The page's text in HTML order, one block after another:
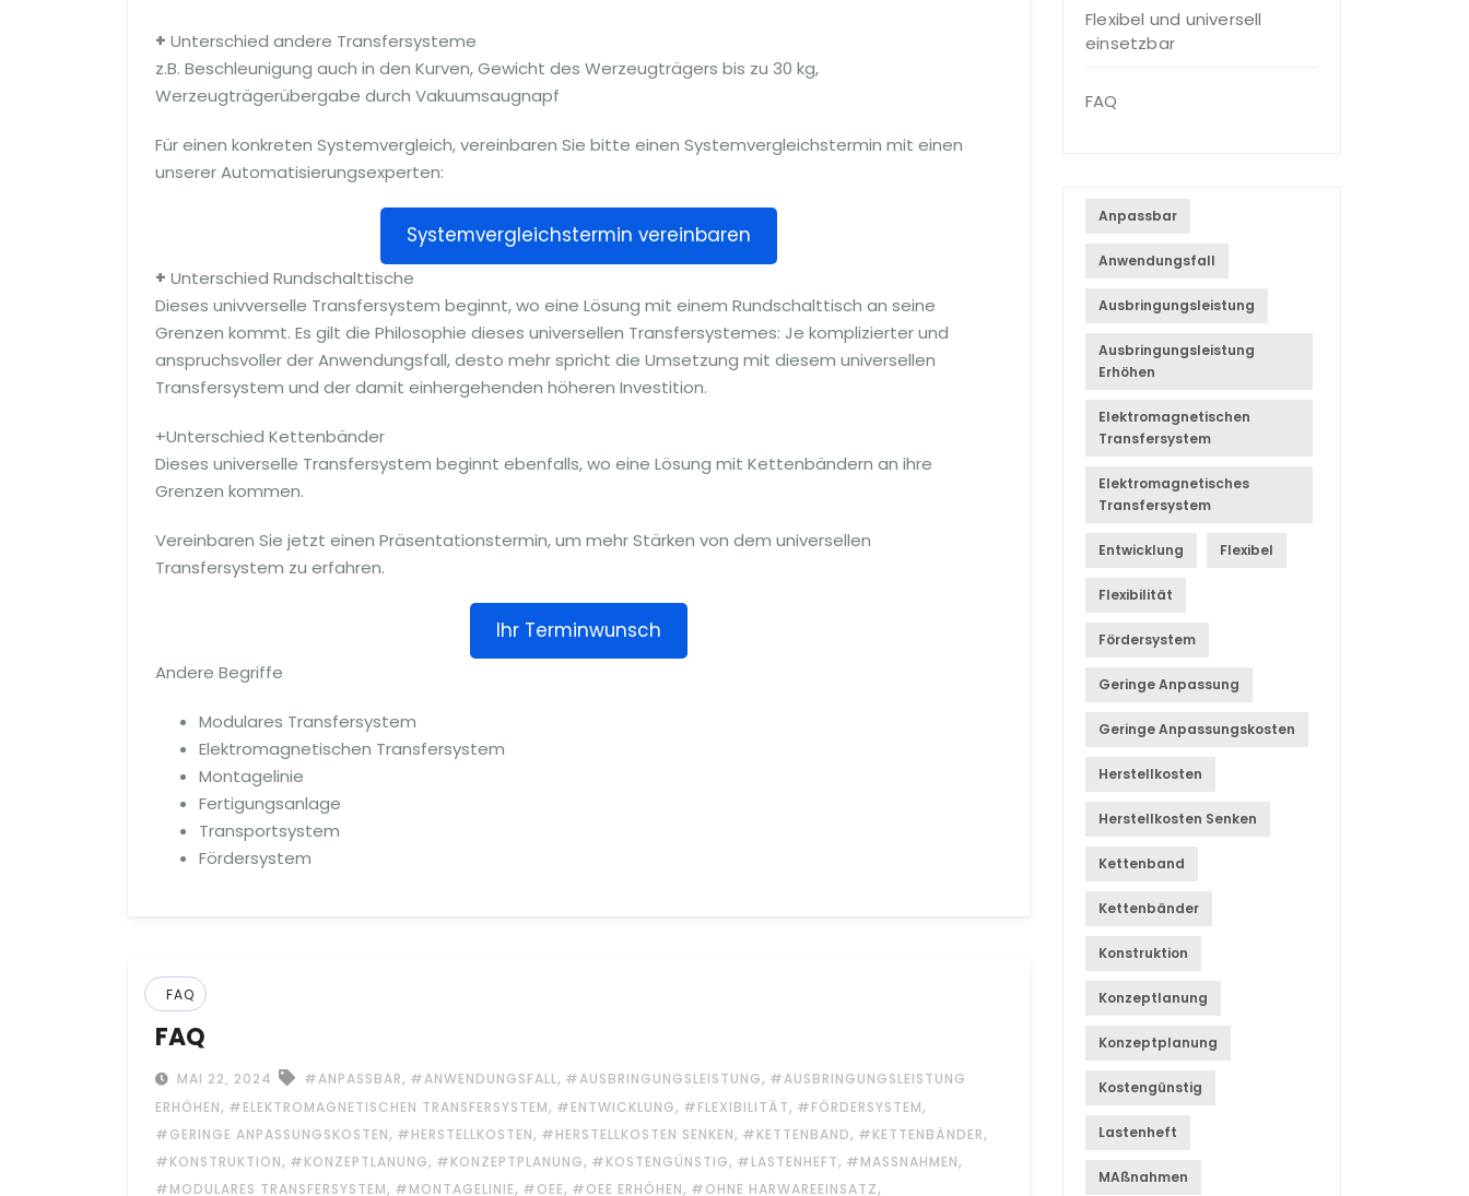
+ Unterschied andere Transfersysteme
z.B. Beschleunigung auch in den Kurven, Gewicht des Werzeugträgers bis zu 30 kg,
Werzeugträgerübergabe durch Vakuumsaugnapf
Für einen konkreten Systemvergleich, vereinbaren Sie bitte einen Systemvergleichstermin mit einen
unserer Automatisierungsexperten:
Systemvergleichstermin vereinbaren
+ Unterschied Rundschalttische
Dieses univverselle Transfersystem beginnt, wo eine Lösung mit einem Rundschalttisch an seine
Grenzen kommt. Es gilt die Philosophie dieses universellen Transfersystemes: Je komplizierter und
anspruchsvoller der Anwendungsfall, desto mehr spricht die Umsetzung mit diesem universellen
Transfersystem und der damit einhergehenden höheren Investition.
+Unterschied Kettenbänder
Dieses universelle Transfersystem beginnt ebenfalls, wo eine Lösung mit Kettenbändern an ihre
Grenzen kommen.
Vereinbaren Sie jetzt einen Präsentationstermin, um mehr Stärken von dem universellen
Transfersystem zu erfahren.
Ihr Terminwunsch
Andere Begriffe
Modulares Transfersystem
Elektromagnetischen Transfersystem
Montagelinie
Fertigungsanlage
Transportsystem
Fördersystem
FAQ
FAQ
MAI 22, 2024 #ANPASSBAR, #ANWENDUNGSFALL, #AUSBRINGUNGSLEISTUNG, #AUSBRINGUNGSLEISTUNG
ERHÖHEN, #ELEKTROMAGNETISCHEN TRANSFERSYSTEM, #ENTWICKLUNG, #FLEXIBILITÄT, #FÖRDERSYSTEM,
#GERINGE ANPASSUNGSKOSTEN, #HERSTELLKOSTEN, #HERSTELLKOSTEN SENKEN, #KETTENBAND, #KETTENBÄNDER,
#KONSTRUKTION, #KONZEPTLANUNG, #KONZEPTPLANUNG, #KOSTENGÜNSTIG, #LASTENHEFT, #MASSNAHMEN ,
#MODULARES TRANSFERSYSTEM, #MONTAGELINIE, #OEE, #OEE ERHÖHEN, #OHNE HARWAREEINSATZ,
Flexibel und universell
einsetzbar
FAQ
Anpassbar
Anwendungsfall
Ausbringungsleistung
Ausbringungsleistung
Erhöhen
Elektromagnetischen
Transfersystem
Elektromagnetisches
Transfersystem
Entwicklung Flexibel
Flexibilität
Fördersystem
Geringe Anpassung
Geringe Anpassungskosten
Herstellkosten
Herstellkosten Senken
Kettenband
Kettenbänder
Konstruktion
Konzeptlanung
Konzeptplanung
Kostengünstig
Lastenheft
MAßnahmen